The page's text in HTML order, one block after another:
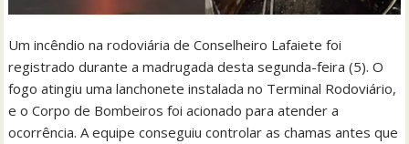
Um incêndio na rodoviária de Conselheiro Lafaiete foi
registrado durante a madrugada desta segunda-feira (5). O
fogo atingiu uma lanchonete instalada no Terminal Rodoviário,
e o Corpo de Bombeiros foi acionado para atender a
ocorrência. A equipe conseguiu controlar as chamas antes que